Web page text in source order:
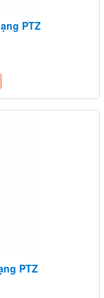
PTZ
PTZ